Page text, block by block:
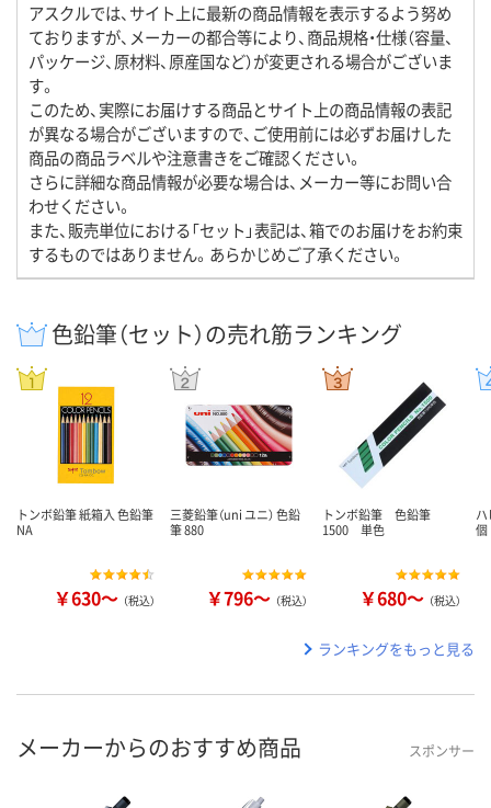
アスクルでは、サイト上に最新の商品情報を表示するよう努め
ておりますが、メーカーの都合等により、商品規格・仕様（容量、
パッケージ、原材料、原産国など）が変更される場合がございま
す。
このため、実際にお届けする商品とサイト上の商品情報の表記
が異なる場合がございますので、ご使用前には必ずお届けした
商品の商品ラベルや注意書きをご確認ください。
さらに詳細な商品情報が必要な場合は、メーカー等にお問い合
わせください。
また、販売単位における「セット」表記は、箱でのお届けをお約束
するものではありません。あらかじめご了承ください。
色鉛筆（セット）の売れ筋ランキング
トンボ鉛筆 紙箱入 色鉛筆
NA
￥630～ （税込）
三菱鉛筆（uni ユニ） 色鉛
筆 880
￥796～ （税込）
トンボ鉛筆 色鉛筆
1500 単色
￥680～ （税込）
ハ
個
ランキングをもっと見る
メーカーからのおすすめ商品 スポンサー